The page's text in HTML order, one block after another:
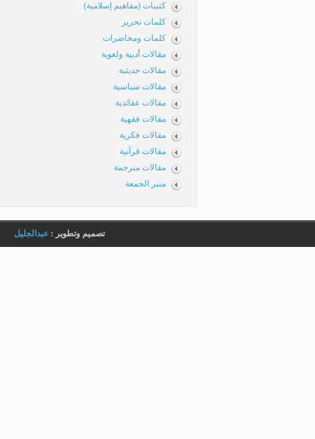
كتيبات (مفاهيم إسلامية)
كلمات تحرير
كلمات ومحاضرات
مقالات أدبية ولغوية
مقالات حديثية
مقالات سياسية
مقالات عقائدية
مقالات فقهية
مقالات فكرية
مقالات قرآنية
مقالات مترجمة
منبر الجمعة
تصميم وتطوير : عبدالجليل